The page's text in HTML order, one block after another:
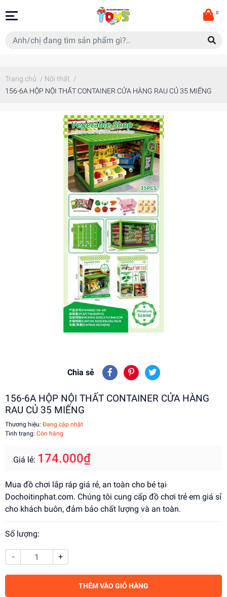
0
Trang chủ / Nội thất /
156-6A HỘP NỘI THẤT CONTAINER CỬA HÀNG RAU CỦ 35 MIẾNG
Chia sẻ
156-6A HỘP NỘI THẤT CONTAINER CỬA HÀNG
RAU CỦ 35 MIẾNG
Thương hiệu: Đang cập nhật
Tình trạng: Còn hàng
Giá lẻ: 174.000₫
Mua đồ chơi lắp ráp giá rẻ, an toàn cho bé tại
Dochoitinphat.com. Chúng tôi cung cấp đồ chơi trẻ em giá sỉ
cho khách buôn, đảm bảo chất lượng và an toàn.
Số lượng:
- +
THÊM VÀO GIỎ HÀNG